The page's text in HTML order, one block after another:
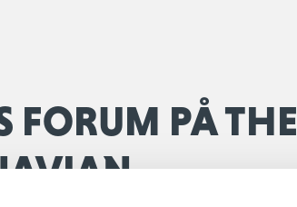
FORUM PÅ THE